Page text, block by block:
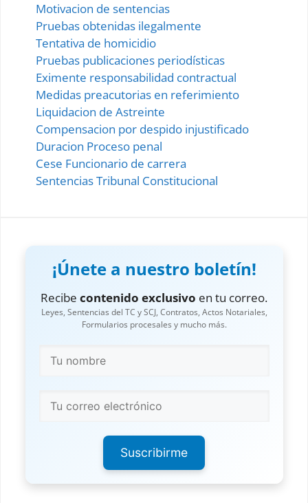
Motivacion de sentencias
Pruebas obtenidas ilegalmente
Tentativa de homicidio
Pruebas publicaciones periodísticas
Eximente responsabilidad contractual
Medidas preacutorias en referimiento
Liquidacion de Astreinte
Compensacion por despido injustificado
Duracion Proceso penal
Cese Funcionario de carrera
Sentencias Tribunal Constitucional
¡Únete a nuestro boletín!
Recibe contenido exclusivo en tu correo.
Leyes, Sentencias del TC y SCJ, Contratos, Actos Notariales,
Formularios procesales y mucho más.
Suscribirme